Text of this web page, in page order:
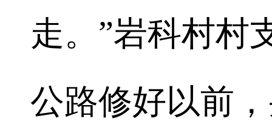
走。”岩科村村
公路修好以前